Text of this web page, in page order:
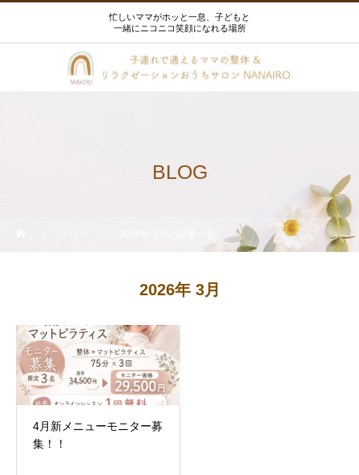
忙しいママがホッと一息、子どもと
一緒にニコニコ笑顔になれる場所
BLOG
2026年 3月
4月新メニューモニター募
集！！